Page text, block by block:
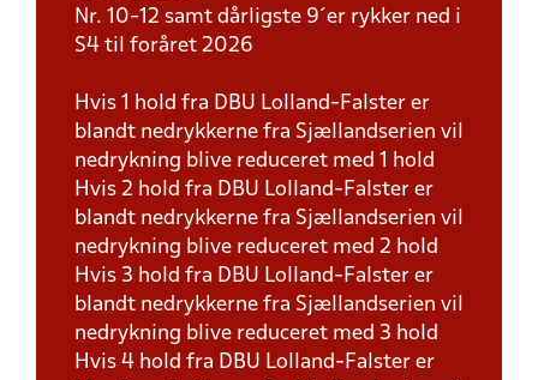
Nr. 10-12 samt dårligste 9´er rykker ned i
S4 til foråret 2026
Hvis 1 hold fra DBU Lolland-Falster er
blandt nedrykkerne fra Sjællandserien vil
nedrykning blive reduceret med 1 hold
Hvis 2 hold fra DBU Lolland-Falster er
blandt nedrykkerne fra Sjællandserien vil
nedrykning blive reduceret med 2 hold
Hvis 3 hold fra DBU Lolland-Falster er
blandt nedrykkerne fra Sjællandserien vil
nedrykning blive reduceret med 3 hold
Hvis 4 hold fra DBU Lolland-Falster er